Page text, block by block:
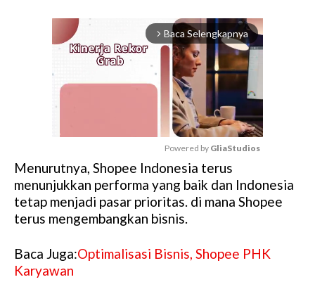
arrow_forward_ios Baca Selengkapnya
M
u
t
Powered by GliaStudios
Menurutnya, Shopee Indonesia terus
menunjukkan performa yang baik dan Indonesia
tetap menjadi pasar prioritas. di mana Shopee
terus mengembangkan bisnis.
Baca Juga:Optimalisasi Bisnis, Shopee PHK
Karyawan